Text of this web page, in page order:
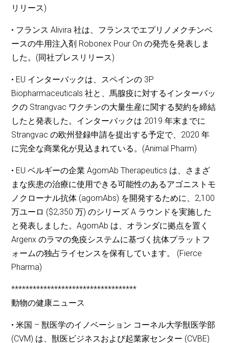
リリース)
• フランス Alivira 社は、フランスでエプリノメクチンベ
ースの牛用注入剤 Robonex Pour On の発売を発表しま
した。(同社プレスリリース)
• EU インターバックは、スペインの 3P
Biopharmaceuticals 社と、馬腺疫に対するインターバッ
クの Strangvac ワクチンの大量生産に関する契約を締結
したと発表した。インターバックは 2019 年末までに
Strangvac の欧州登録申請を提出する予定で、2020 年
に完全な商業化が見込まれている。(Animal Pharm)
• EU ベルギーの企業 AgomAb Therapeutics は、さまざ
まな疾患の治療に使用できる可能性のあるアゴニストモ
ノクローナル抗体 (agomAbs) を開発するために、2,100
万ユーロ ($2,350 万) のシリーズ A ラウンドを実施した
と発表しました。AgomAb は、オランダに拠点を置く
Argenx のラマの免疫システムに基づく抗体プラットフ
ォームの独占ライセンスを保有しています。 (Fierce
Pharma)
***********************************
動物の健康ニュース
• 米国 – 獣医学のイノベーション コーネル大学獣医学部
(CVM) は、獣医ビジネスおよび起業家センター (CVBE)